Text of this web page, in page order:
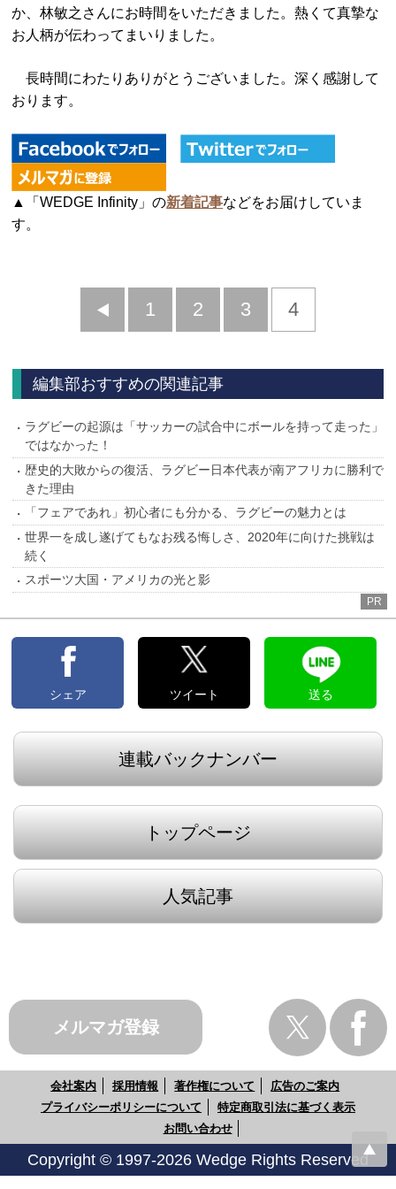
か、林敏之さんにお時間をいただきました。熱くて真摯な
お人柄が伝わってまいりました。
長時間にわたりありがとうございました。深く感謝して
おります。
▲「WEDGE Infinity」の新着記事などをお届けしていま
す。
前
1 2 3 4
編集部おすすめの関連記事
ラグビーの起源は「サッカーの試合中にボールを持って走った」
ではなかった！
歴史的大敗からの復活、ラグビー日本代表が南アフリカに勝利で
きた理由
「フェアであれ」初心者にも分かる、ラグビーの魅力とは
世界一を成し遂げてもなお残る悔しさ、2020年に向けた挑戦は
続く
スポーツ大国・アメリカの光と影
PR
シェア ツイート 送る
連載バックナンバー
トップページ
人気記事
メルマガ登録
会社案内 採用情報 著作権について
広告のご案内
プライバシーポリシーについて
特定商取引法に基づく表示
お問い合わせ
Copyright © 1997-2026 Wedge Rights Reserved